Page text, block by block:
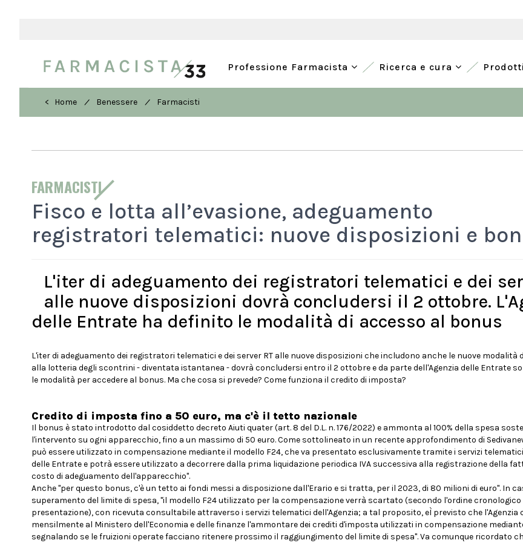
Professione Farmacista Ricerca e cura
< Home / Benessere / Farmacisti
FARMACISTI
Fisco e lotta all’evasione, adeguamento
registratori telematici: nuove disposizioni e
L'iter di adeguamento dei registratori telematici e dei
alle nuove disposizioni dovrà concludersi il 2 ottobre.
delle Entrate ha definito le modalità di accesso al bonus
L'iter di adeguamento dei registratori telematici e dei server RT alle nuove disposizioni che includono anche le nuove modalità
alla lotteria degli scontrini - diventata istantanea - dovrà concludersi entro il 2 ottobre e da parte dell'Agenzia delle Entrate
le modalità per accedere al bonus. Ma che cosa si prevede? Come funziona il credito di imposta?
Credito di imposta fino a 50 euro, ma c'è il tetto nazionale
Il bonus è stato introdotto dal cosiddetto decreto Aiuti quater (art. 8 del D.L. n. 176/2022) e ammonta al 100% della spesa
l'intervento su ogni apparecchio, fino a un massimo di 50 euro. Come sottolineato in un recente approfondimento di
può essere utilizzato in compensazione mediante il modello F24, che va presentato esclusivamente tramite i servizi
delle Entrate e potrà essere utilizzato a decorrere dalla prima liquidazione periodica IVA successiva alla registrazione della
costo di adeguamento dell'apparecchio".
Anche "per questo bonus, c'è un tetto ai fondi messi a disposizione dall'Erario e si tratta, per il 2023, di 80 milioni di euro". In
superamento del limite di spesa, "il modello F24 utilizzato per la compensazione verrà scartato (secondo l'ordine cronologico
presentazione), con ricevuta consultabile attraverso i servizi telematici dell'Agenzia; a tal proposito, eÌ previsto che l'Agenzia
mensilmente al Ministero dell'Economia e delle finanze l'ammontare dei crediti d'imposta utilizzati in compensazione
segnalando se le fruizioni operate facciano ritenere prossimo il raggiungimento del limite di spesa". Va comunque ricordato